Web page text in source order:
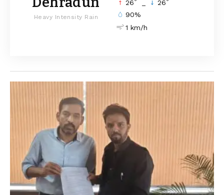
Heavy Intensity Rain
26 26
90%
1 km/h